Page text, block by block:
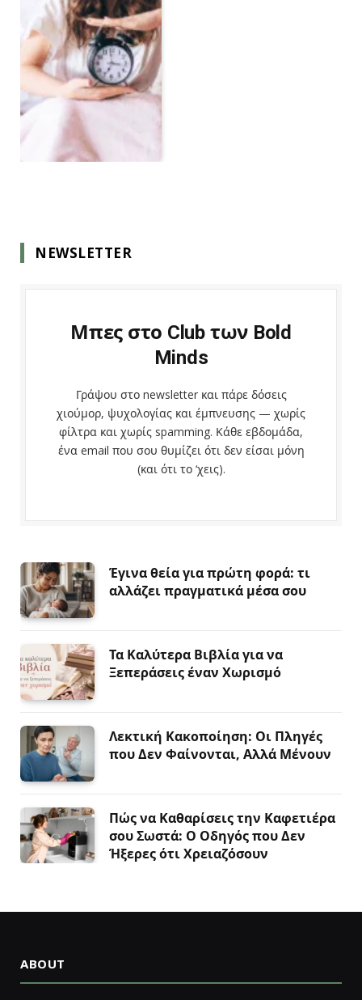
NEWSLETTER
Μπες στο Club των Bold
Minds
Γράψου στο newsletter και πάρε δόσεις
χιούμορ, ψυχολογίας και έμπνευσης — χωρίς
φίλτρα και χωρίς spamming. Κάθε εβδομάδα,
ένα email που σου θυμίζει ότι δεν είσαι μόνη
(και ότι το ‘χεις).
Έγινα θεία για πρώτη φορά: τι
αλλάζει πραγματικά μέσα σου
Τα Καλύτερα Βιβλία για να
Ξεπεράσεις έναν Χωρισμό
Λεκτική Κακοποίηση: Οι Πληγές
που Δεν Φαίνονται, Αλλά Μένουν
Πώς να Καθαρίσεις την Καφετιέρα
σου Σωστά: Ο Οδηγός που Δεν
Ήξερες ότι Χρειαζόσουν
ABOUT